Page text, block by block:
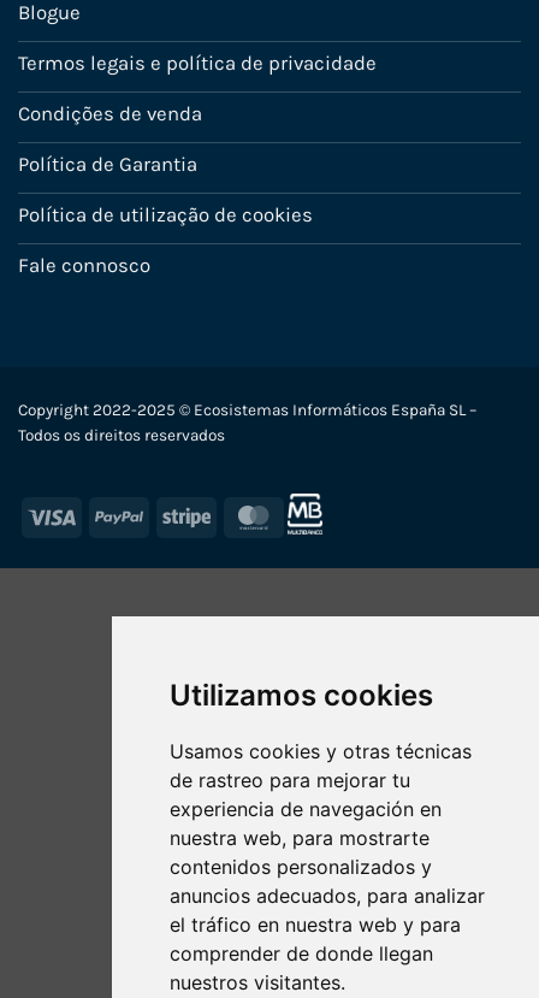
Utilizamos cookies
Usamos cookies y otras técnicas
de rastreo para mejorar tu
experiencia de navegación en
nuestra web, para mostrarte
contenidos personalizados y
anuncios adecuados, para analizar
el tráfico en nuestra web y para
comprender de donde llegan
nuestros visitantes.
Blogue
Termos legais e política de privacidade
Condições de venda
Política de Garantia
Política de utilização de cookies
Fale connosco
Copyright 2022-2025 © Ecosistemas Informáticos España SL –
Todos os direitos reservados
Visa PayPal Stripe MasterCard